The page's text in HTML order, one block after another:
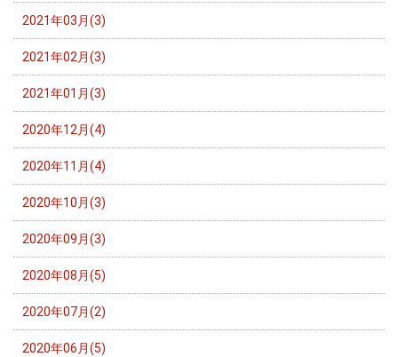
2021年03月(3)
2021年02月(3)
2021年01月(3)
2020年12月(4)
2020年11月(4)
2020年10月(3)
2020年09月(3)
2020年08月(5)
2020年07月(2)
2020年06月(5)